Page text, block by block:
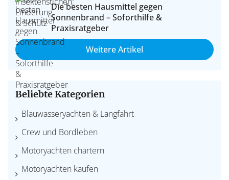
Die besten Hausmittel gegen
Sonnenbrand – Soforthilfe &
Praxisratgeber
Weitere Artikel
Beliebte Kategorien
Blauwasseryachten & Langfahrt
Crew und Bordleben
Motoryachten chartern
Motoryachten kaufen